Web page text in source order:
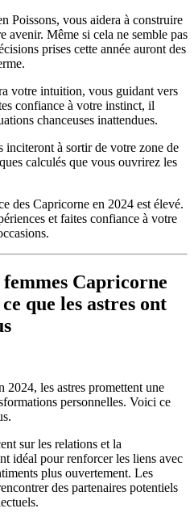
Poissons, vous aidera à construire
avenir. Même si cela ne semble pas
prises cette année auront des
votre intuition, vous guidant vers
confiance à votre instinct, il
chanceuses inattendues.
inciteront à sortir de votre zone de
calculés que vous ouvrirez les
des Capricorne en 2024 est élevé.
et faites confiance à votre
Capricorne
que les astres ont
2024, les astres promettent une
personnelles. Voici ce
sur les relations et la
idéal pour renforcer les liens avec
plus ouvertement. Les
des partenaires potentiels